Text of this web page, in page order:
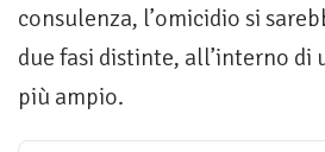
consulenza, l’omicidio si
due fasi distinte, all’interno di
più ampio.